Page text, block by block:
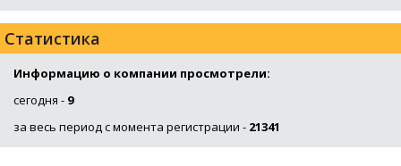
Статистика
Информацию о компании просмотрели:
сегодня - 9
за весь период с момента регистрации - 21341